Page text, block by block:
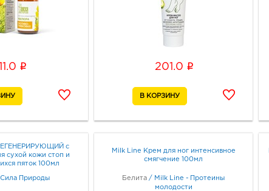
i 201.0 i
с
сухой кожи стоп и
пяток 100мл
Сила Природы
Milk Line Крем для ног интенсивное
смягчение 100мл
Белита / Milk Line - Протеины
молодости